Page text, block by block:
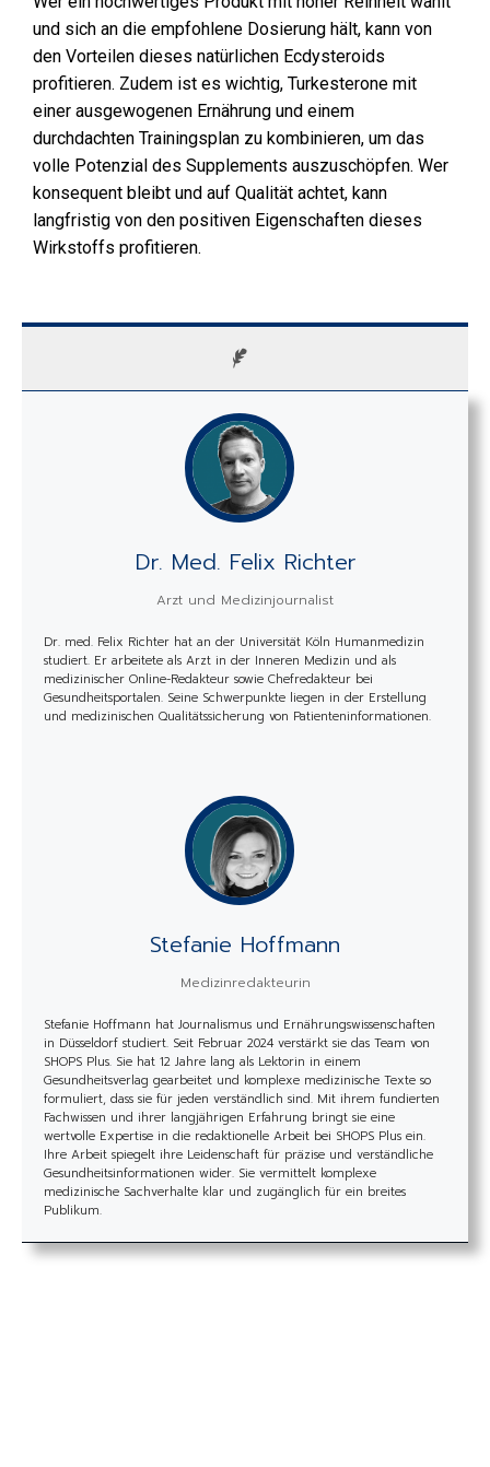
und sich an die empfohlene Dosierung hält, kann von
den Vorteilen dieses natürlichen Ecdysteroids
profitieren. Zudem ist es wichtig, Turkesterone mit
einer ausgewogenen Ernährung und einem
durchdachten Trainingsplan zu kombinieren, um das
volle Potenzial des Supplements auszuschöpfen. Wer
konsequent bleibt und auf Qualität achtet, kann
langfristig von den positiven Eigenschaften dieses
Wirkstoffs profitieren.
Dr. Med. Felix Richter
Arzt und Medizinjournalist
Dr. med. Felix Richter hat an der Universität Köln Humanmedizin
studiert. Er arbeitete als Arzt in der Inneren Medizin und als
medizinischer Online-Redakteur sowie Chefredakteur bei
Gesundheitsportalen. Seine Schwerpunkte liegen in der Erstellung
und medizinischen Qualitätssicherung von Patienteninformationen.
Stefanie Hoffmann
Medizinredakteurin
Stefanie Hoffmann hat Journalismus und Ernährungswissenschaften
in Düsseldorf studiert. Seit Februar 2024 verstärkt sie das Team von
SHOPS Plus. Sie hat 12 Jahre lang als Lektorin in einem
Gesundheitsverlag gearbeitet und komplexe medizinische Texte so
formuliert, dass sie für jeden verständlich sind. Mit ihrem fundierten
Fachwissen und ihrer langjährigen Erfahrung bringt sie eine
wertvolle Expertise in die redaktionelle Arbeit bei SHOPS Plus ein.
Ihre Arbeit spiegelt ihre Leidenschaft für präzise und verständliche
Gesundheitsinformationen wider. Sie vermittelt komplexe
medizinische Sachverhalte klar und zugänglich für ein breites
Publikum.